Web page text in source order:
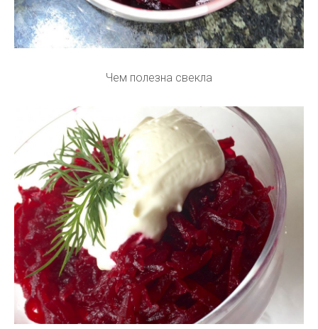
Чем полезна свекла